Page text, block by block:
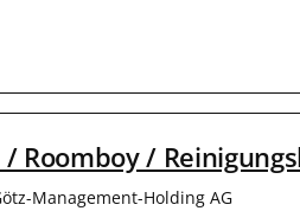
Roomboy /
Management-Holding AG